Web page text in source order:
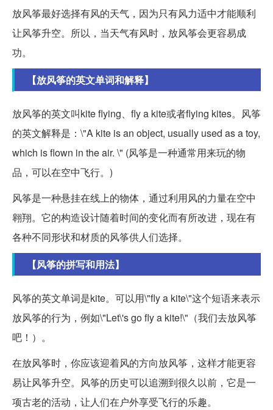
放风筝最好选择有风的天气，因为只有风力适中才能顺利
让风筝升空。所以，当天气有风时，放风筝会更容易成
功。
【放风筝的英文单词和解释】
放风筝的英文叫kite flying、fly a kite或者flying kites。风筝
的英文解释是：\"A kite is an object, usually used as a toy,
which is flown in the air. \" (风筝是一种通常用来玩的物
品，可以在空中飞行。)
风筝是一种悬挂在线上的物体，通过利用风的力量在空中
翱翔。它的构造设计随着时间的变化而有所改进，现在有
各种不同形状和材质的风筝供人们选择。
【风筝的拼写和用法】
风筝的英文单词是kite。可以用\"fly a kite\"这个短语来表示
放风筝的行为，例如\"Let\'s go fly a kite!\"（我们去放风筝
吧！）。
在放风筝时，你应该迎着风的方向放风筝，这样才能更容
易让风筝升空。风筝的历史可以追溯到很久以前，它是一
项古老的活动，让人们在户外享受飞行的乐趣。